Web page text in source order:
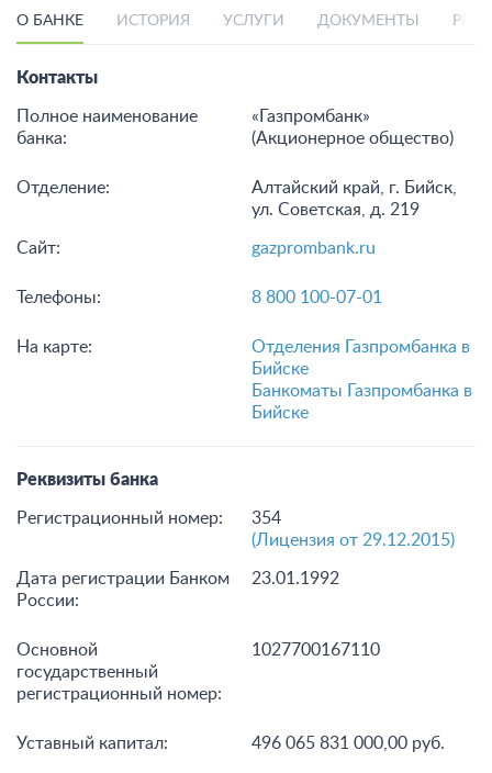
О БАНКЕ ИСТОРИЯ УСЛУГИ ДОКУМЕНТЫ
Контакты
Полное наименование
банка:
«Газпромбанк»
(Акционерное общество)
Отделение:
Алтайский край, г. Бийск,
ул. Советская, д. 219
Сайт: gazprombank.ru
Телефоны: 8 800 100-07-01
На карте:
Отделения Газпромбанка в
Бийске
Банкоматы Газпромбанка в
Бийске
Реквизиты банка
Регистрационный номер:
354
(Лицензия от 29.12.2015)
Дата регистрации Банком
России:
23.01.1992
Основной
государственный
регистрационный номер:
1027700167110
Уставный капитал: 496 065 831 000,00 руб.